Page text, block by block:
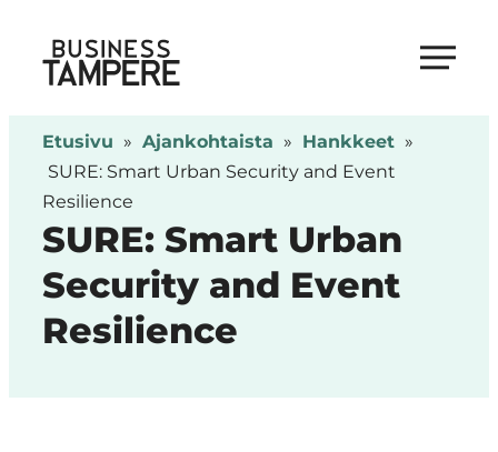
suoraan
sisältöön
Business Tampere
Tampere
supports
talents,
investors
and
entrepreneurs
in
making
Etusivu » Ajankohtaista » Hankkeet »
SURE: Smart Urban Security and Event
Resilience
SURE: Smart Urban
Security and Event
Resilience